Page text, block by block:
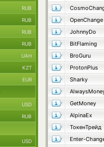
OpenChange
JohnnyDo
BitFlaming
BroGuru
ProtonPlus
Sharky
GetMoney
AlpinaEx
ТокенТрейд
Enter-
RUB
RUB
RUB
RUB
UAH
KZT
EUR
USD
RUB
USD